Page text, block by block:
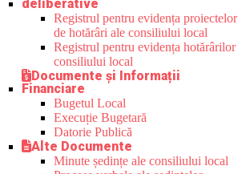
deliberative
Registrul pentru evidența proiectelor
de hotărâri ale consiliului local
Registrul pentru evidența hotărârilor
consiliului local
Documente și Informații
Financiare
Bugetul Local
Execuție Bugetară
Datorie Publică
Alte Documente
Minute ședințe ale consiliului local